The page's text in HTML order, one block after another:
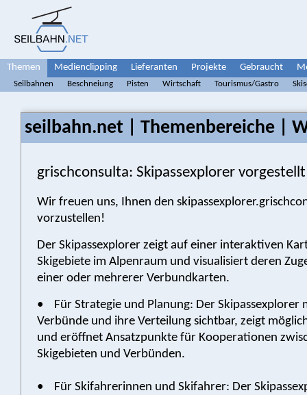
Themen Medienclipping Lieferanten Projekte Gebraucht
Seilbahnen Beschneiung Pisten Wirtschaft Tourismus/Gastro
seilbahn.net | Themenbereiche |
grischconsulta: Skipassexplorer vorgestellt
Wir freuen uns, Ihnen den
vorzustellen!
Der Skipassexplorer zeigt auf einer interaktiven
Skigebiete im Alpenraum und visualisiert deren
einer oder mehrerer Verbundkarten.
• Für Strategie und Planung: Der Skipassexplorer
Verbünde und ihre Verteilung sichtbar, zeigt
und eröffnet Ansatzpunkte für Kooperationen
Skigebieten und Verbünden.
• Für Skifahrerinnen und Skifahrer: Der